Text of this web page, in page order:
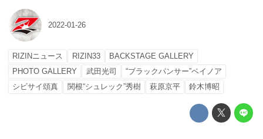
2022-01-26
RIZINニュース RIZIN33
BACKSTAGE GALLERY
PHOTO GALLERY
武田光司
“ブラックパンサー”ベイノア
シビサイ頌真
関根“シュレック”秀樹 萩原京平 鈴木博昭